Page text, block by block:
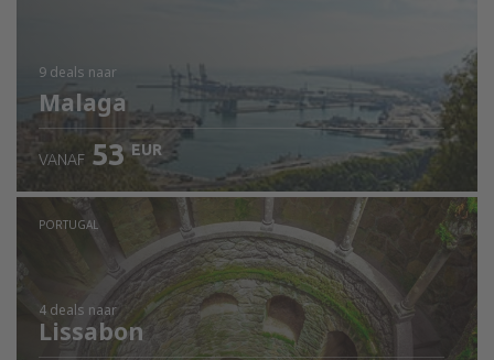
9 deals naar
Malaga
VANAF 53 EUR
PORTUGAL
4 deals naar
Lissabon